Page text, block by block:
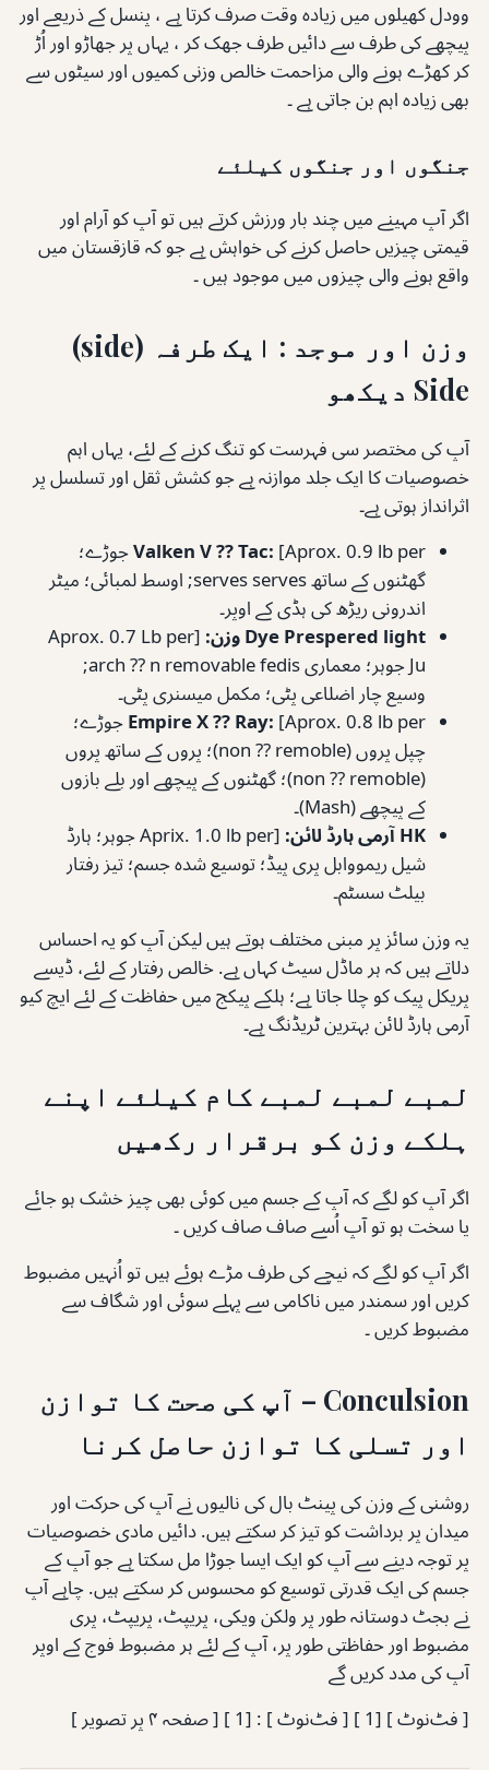
وودل کھیلوں میں زیادہ وقت صرف کرتا ہے ، پنسل کے ذریعے اور
پیچھے کی طرف سے دائیں طرف جھک کر ، یہاں پر جھاڑو اور اُڑ
کر کھڑے ہونے والی مزاحمت خالص وزنی کمیوں اور سیٹوں سے
بھی زیادہ اہم بن جاتی ہے ۔
جنگوں اور جنگوں کیلئے
اگر آپ مہینے میں چند بار ورزش کرتے ہیں تو آپ کو آرام اور
قیمتی چیزیں حاصل کرنے کی خواہش ہے جو کہ قازقستان میں
واقع ہونے والی چیزوں میں موجود ہیں ۔
وزن اور موجد : ایک طرفہ (side)
Side دیکھو
آپ کی مختصر سی فہرست کو تنگ کرنے کے لئے، یہاں اہم
خصوصیات کا ایک جلد موازنہ ہے جو کشش ثقل اور تسلسل پر
اثرانداز ہوتی ہے۔
Valken V ⁇ Tac:[Aprox. 0.9 lb per جوڑے؛
گھٹنوں کے ساتھ serves serves; اوسط لمبائی؛ میٹر
اندرونی ریڑھ کی ہڈی کے اوپر۔
Dye Prespered light وزن:
[Aprox. 0.7 Lb per
Ju جوہر؛ معماری arch ⁇ n removable fedis;
وسیع چار اضلاعی پٹی؛ مکمل میسنری پٹی۔
Empire X ⁇ Ray: [Aprox. 0.8 lb per جوڑے؛
چپل پروں (non ⁇ remoble)؛ پروں کے ساتھ پروں
(non ⁇ remoble)؛ گھٹنوں کے پیچھے اور بلے بازوں
کے پیچھے (Mash)۔
HK آرمی ہارڈ لائن:
[Aprix. 1.0 lb per جوہر؛ ہارڈ
شیل ریمووابل پری پیڈ؛ توسیع شدہ جسم؛ تیز رفتار
بیلٹ سسٹم۔
یہ وزن سائز پر مبنی مختلف ہوتے ہیں لیکن آپ کو یہ احساس
دلاتے ہیں کہ ہر ماڈل سیٹ کہاں ہے. خالص رفتار کے لئے، ڈیسے
پریکل پیک کو چلا جاتا ہے؛ ہلکے پیکج میں حفاظت کے لئے ایچ کیو
آرمی ہارڈ لائن بہترین ٹریڈنگ ہے۔
لمبے لمبے لمبے کام کیلئے اپنے
ہلکے وزن کو برقرار رکھیں
اگر آپ کو لگے کہ آپ کے جسم میں کوئی بھی چیز خشک ہو جائے
یا سخت ہو تو آپ اُسے صاف صاف کریں ۔
اگر آپ کو لگے کہ نیچے کی طرف مڑے ہوئے ہیں تو اُنہیں مضبوط
کریں اور سمندر میں ناکامی سے پہلے سوئی اور شگاف سے
مضبوط کریں ۔
Conculsion – آپ کی صحت کا توازن
اور تسلی کا توازن حاصل کرنا
روشنی کے وزن کی پینٹ بال کی نالیوں نے آپ کی حرکت اور
میدان پر برداشت کو تیز کر سکتے ہیں. دائیں مادی خصوصیات
پر توجہ دینے سے آپ کو ایک ایسا جوڑا مل سکتا ہے جو آپ کے
جسم کی ایک قدرتی توسیع کو محسوس کر سکتے ہیں. چاہے آپ
نے بجٹ دوستانہ طور پر ولکن ویکی، پریپٹ، پریپٹ، پری
مضبوط اور حفاظتی طور پر، آپ کے لئے ہر مضبوط فوج کے اوپر
آپ کی مدد کریں گے
[ فٹ‌نوٹ ] [1 ] [ فٹ‌نوٹ ] : [1 ] [ صفحہ ۴ پر تصویر ]